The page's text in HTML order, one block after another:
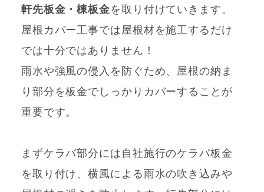
軒先板金・棟板金を取り付けていきます。
屋根カバー工事では屋根材を施工するだけ
では十分ではありません！
雨水や強風の侵入を防ぐため、屋根の納ま
り部分を板金でしっかりカバーすることが
重要です。
まずケラバ部分には自社施行のケラバ板金
を取り付け、横風による雨水の吹き込みや